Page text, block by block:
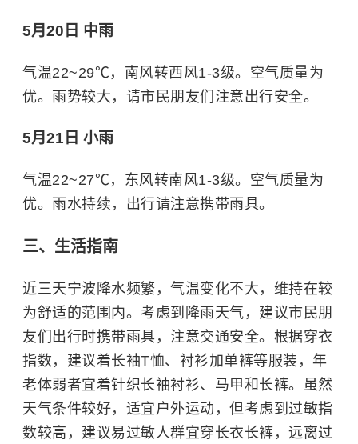
5月20日 中雨
气温22~29℃，南风转西风1-3级。空气质量为
优。雨势较大，请市民朋友们注意出行安全。
5月21日 小雨
气温22~27℃，东风转南风1-3级。空气质量为
优。雨水持续，出行请注意携带雨具。
三、生活指南
近三天宁波降水频繁，气温变化不大，维持在较
为舒适的范围内。考虑到降雨天气，建议市民朋
友们出行时携带雨具，注意交通安全。根据穿衣
指数，建议着长袖T恤、衬衫加单裤等服装，年
老体弱者宜着针织长袖衬衫、马甲和长裤。虽然
天气条件较好，适宜户外运动，但考虑到过敏指
数较高，建议易过敏人群宜穿长衣长裤，远离过